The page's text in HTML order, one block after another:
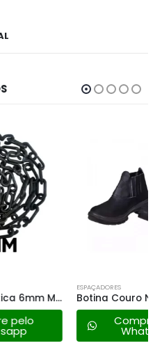
Botina Couro N44 – Worker
Compre pelo
Whatsapp